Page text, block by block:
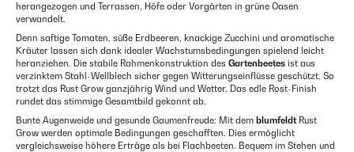
herangezogen und Terrassen, Höfe oder Vorgärten in grüne Oasen
verwandelt.
Denn saftige Tomaten, süße Erdbeeren, knackige Zucchini und aromatische
Kräuter lassen sich dank idealer Wachstumsbedingungen spielend leicht
heranziehen. Die stabile Rahmenkonstruktion des Gartenbeetes ist aus
verzinktem Stahl-Wellblech sicher gegen Witterungseinflüsse geschützt. So
trotzt das Rust Grow ganzjährig Wind und Wetter. Das edle Rost-Finish
rundet das stimmige Gesamtbild gekonnt ab.
Bunte Augenweide und gesunde Gaumenfreude: Mit dem blumfeldtRust
Grow werden optimale Bedingungen geschafften. Dies ermöglicht
vergleichsweise höhere Erträge als bei Flachbeeten. Bequem im Stehen und